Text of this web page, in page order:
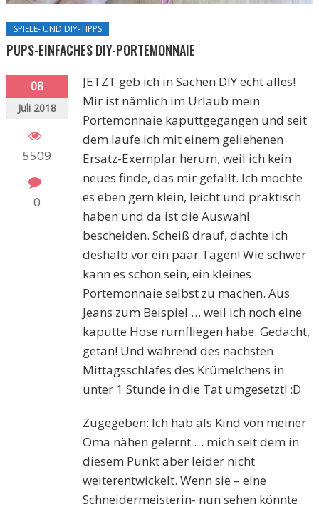
SPIELE- UND DIY-TIPPS
PUPS-EINFACHES DIY-PORTEMONNAIE
08
Juli 2018
5509
0
JETZT geb ich in Sachen DIY echt alles!
Mir ist nämlich im Urlaub mein
Portemonnaie kaputtgegangen und seit
dem laufe ich mit einem geliehenen
Ersatz-Exemplar herum, weil ich kein
neues finde, das mir gefällt. Ich möchte
es eben gern klein, leicht und praktisch
haben und da ist die Auswahl
bescheiden. Scheiß drauf, dachte ich
deshalb vor ein paar Tagen! Wie schwer
kann es schon sein, ein kleines
Portemonnaie selbst zu machen. Aus
Jeans zum Beispiel … weil ich noch eine
kaputte Hose rumfliegen habe. Gedacht,
getan! Und während des nächsten
Mittagsschlafes des Krümelchens in
unter 1 Stunde in die Tat umgesetzt! :D
Zugegeben: Ich hab als Kind von meiner
Oma nähen gelernt … mich seit dem in
diesem Punkt aber leider nicht
weiterentwickelt. Wenn sie – eine
Schneidermeisterin- nun sehen könnte